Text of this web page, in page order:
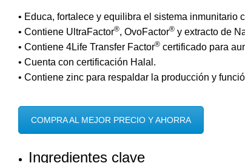
• Educa, fortalece y equilibra el sistema inmunitario
• Contiene UltraFactor®, OvoFactor® y extracto de
• Contiene 4Life Transfer Factor® certificado para
• Cuenta con certificación Halal.
• Contiene zinc para respaldar la producción y
COMPRA AL MEJOR PRECIO Y AHORRA
Ingredientes clave